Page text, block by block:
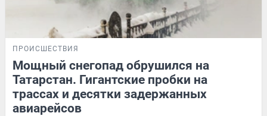
ПРОИСШЕСТВИЯ
Мощный снегопад обрушился на
Татарстан. Гигантские пробки на
трассах и десятки задержанных
авиарейсов